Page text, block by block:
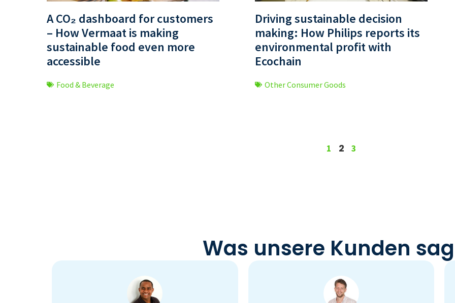
A CO₂ dashboard for customers
– How Vermaat is making
sustainable food even more
accessible
Food & Beverage
Driving sustainable decision
making: How Philips reports its
environmental profit with
Ecochain
Other Consumer Goods
1 2 3
Was unsere Kunden